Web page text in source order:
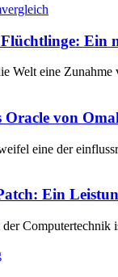
Ein
Welt eine
von
eine der
Ein
Computertechnik